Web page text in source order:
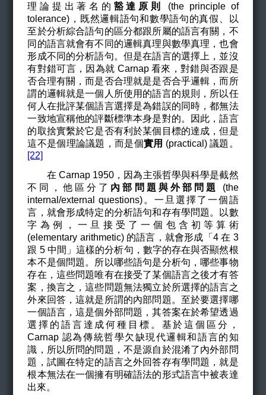
理論提出著名的 豁達原則 (the principle of
tolerance)，既然邏輯語句和數學語句的真假、以
至於分析綜合語句的區分都跟所屬的語言有關，不
同的語言就會有不同的邏輯真理與數學真理，也會
形成不同的分析語句。但是在語言的選擇上，並沒
有對錯可言，因為就 Carnap 看來，對錯與否跟是
否合理有關，而是否合理就是是否合乎邏輯，而所
謂的邏輯就是一個人所使用的語言的規則，所以任
何人在批評某個語言選擇是為錯誤的同時，都無法
一致地宣稱他的評斷標準本身是對的。因此，語言
的取捨實繫於它是否有利於某個目標的達成，但是
這不是個理論議題，而是個實用 (practical) 議題。
[22]
在 Carnap 1950，因為主張哲學與科學是截然
不同，他區分了 內部問題與外部問題 (the
internal/external questions)。一旦選擇了一個語
言，就會形成特定的分析語句和存有學問題。以數
字為例，一旦接受了一個包含初等算術
(elementary arithmetic) 的語言，就會形成「4 在 3
跟 5 中間」這樣的分析句，數字的存在與否顯然根
本不是個問題。所以哪些語句是分析句，哪些事物
存在，這些問題唯有在接受了某個語言之後才有答
案，換言之，這些問題無法獨立於所選擇的語言之
外來回答，這就是所謂的內部問題。至於要選擇哪
一個語言，這是個外部問題，其答案在於希望透過
選擇的語言達成何種目標。基於這個區分，
Carnap 認為傳統哲學欠缺現代邏輯和語言的知
識，所以所問的問題，不是源自於混淆了內外部問
題，試圖在特定的語言之外回答存有學問題，就是
根本無法在一個擁有明確語法的形式語言中被表達
出來。